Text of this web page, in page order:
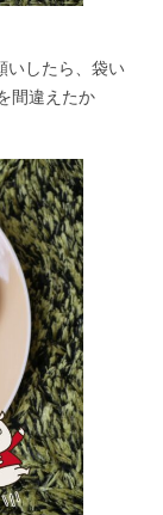
いしたら、袋い
間違えたか